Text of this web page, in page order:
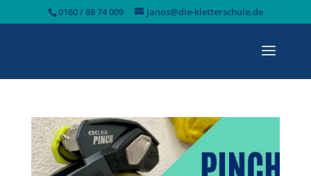
0160 / 88 74 009 janos@die-kletterschule.de